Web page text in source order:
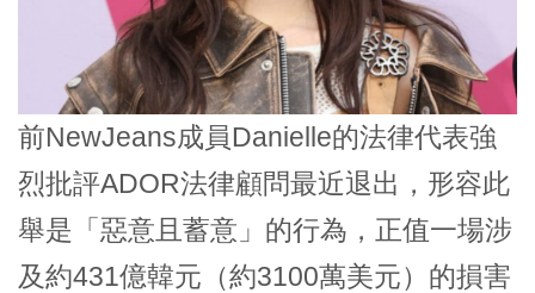
前NewJeans成員Danielle的法律代表強
烈批評ADOR法律顧問最近退出，形容此
舉是「惡意且蓄意」的行為，正值一場涉
及約431億韓元（約3100萬美元）的損害